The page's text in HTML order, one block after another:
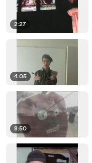
2:27
4:05
8:50